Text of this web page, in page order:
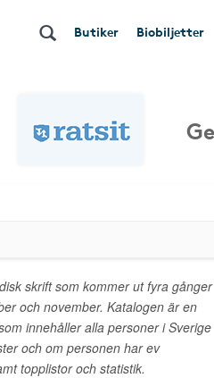
Butiker Biobiljetter
skrift som kommer ut fyra gånger
och november. Katalogen är en
innehåller alla personer i Sverige
och om personen har ev
topplistor och statistik.